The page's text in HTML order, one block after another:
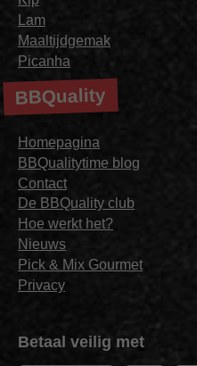
Lam
Maaltijdgemak
Picanha
BBQuality
Homepagina
BBQualitytime blog
Contact
De BBQuality club
Hoe werkt het?
Nieuws
Pick & Mix Gourmet
Privacy
Betaal veilig met